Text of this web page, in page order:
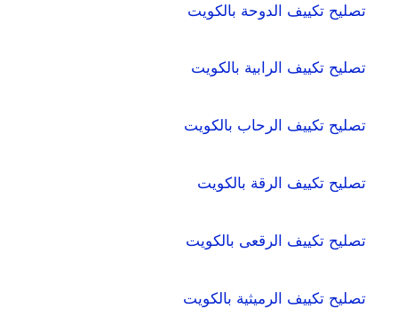
تصليح تكييف الدوحة بالكويت
تصليح تكييف الرابية بالكويت
تصليح تكييف الرحاب بالكويت
تصليح تكييف الرقة بالكويت
تصليح تكييف الرقعى بالكويت
تصليح تكييف الرميثية بالكويت